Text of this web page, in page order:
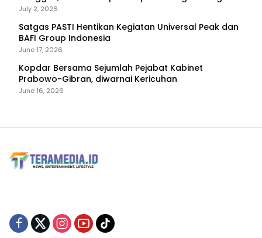
dan Bencana
July 2, 2026
Satgas PASTI Hentikan Kegiatan Universal Peak dan
BAFI Group Indonesia
June 17, 2026
Kopdar Bersama Sejumlah Pejabat Kabinet
Prabowo-Gibran, diwarnai Kericuhan
June 16, 2026